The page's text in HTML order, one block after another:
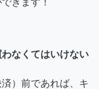
なくてはいけない
）前であれば、キ